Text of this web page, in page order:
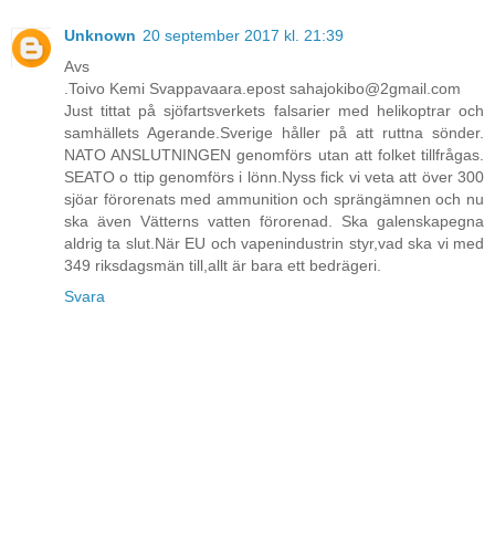
Unknown 20 september 2017 kl. 21:39
Avs
.Toivo Kemi Svappavaara.epost sahajokibo@2gmail.com
Just tittat på sjöfartsverkets falsarier med helikoptrar och
samhällets Agerande.Sverige håller på att ruttna sönder.
NATO ANSLUTNINGEN genomförs utan att folket tillfrågas.
SEATO o ttip genomförs i lönn.Nyss fick vi veta att över 300
sjöar förorenats med ammunition och sprängämnen och nu
ska även Vätterns vatten förorenad. Ska galenskapegna
aldrig ta slut.När EU och vapenindustrin styr,vad ska vi med
349 riksdagsmän till,allt är bara ett bedrägeri.
Svara